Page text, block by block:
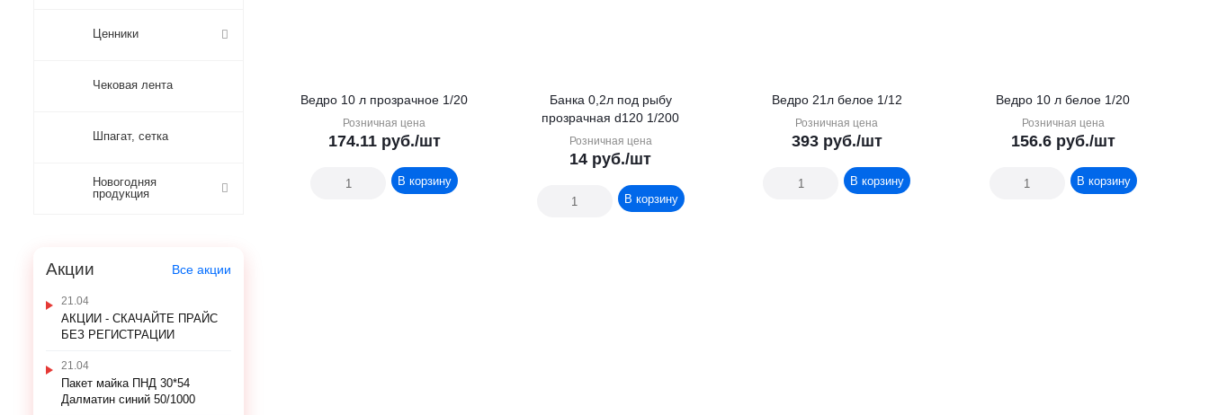
Ведро 10 л прозрачное 1/20
Розничная цена
174.11руб./шт
В корзину
Банка 0,2л под рыбу
прозрачная d120 1/200
Розничная цена
14 руб./шт
В корзину
Ведро 21л белое 1/12
Розничная цена
393руб./шт
В корзину
Ведро 10 л белое 1/20
Розничная цена
156.6руб./шт
В корзину
Ценники
Чековая лента
Шпагат, сетка
Новогодняя
продукция
Акции Все акции
21.04
АКЦИИ - СКАЧАЙТЕ ПРАЙС
БЕЗ РЕГИСТРАЦИИ
21.04
Пакет майка ПНД 30*54
Далматин синий 50/1000